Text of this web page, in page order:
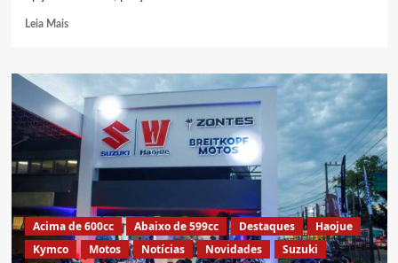
Leia MaisRead
Suzuki
GSX-
S1000
2027:
Veja
cores,
preço
e
ficha
técnica
Acima de 600cc Abaixo de 599cc Destaques
Haojue
Kymco
Motos Notícias Novidades
Suzuki